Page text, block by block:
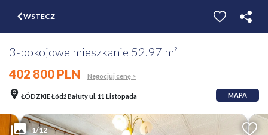
WSTECZ
3-pokojowe mieszkanie 52.97 m²
402 800 PLN
Negocjuj cenę >
ŁÓDZKIE Łódź Bałuty ul. 11 Listopada MAPA
1/12